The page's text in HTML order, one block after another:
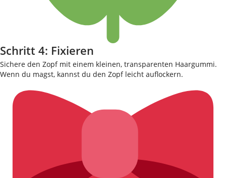
Schritt 4: Fixieren
Sichere den Zopf mit einem kleinen, transparenten Haargummi.
Wenn du magst, kannst du den Zopf leicht auflockern.